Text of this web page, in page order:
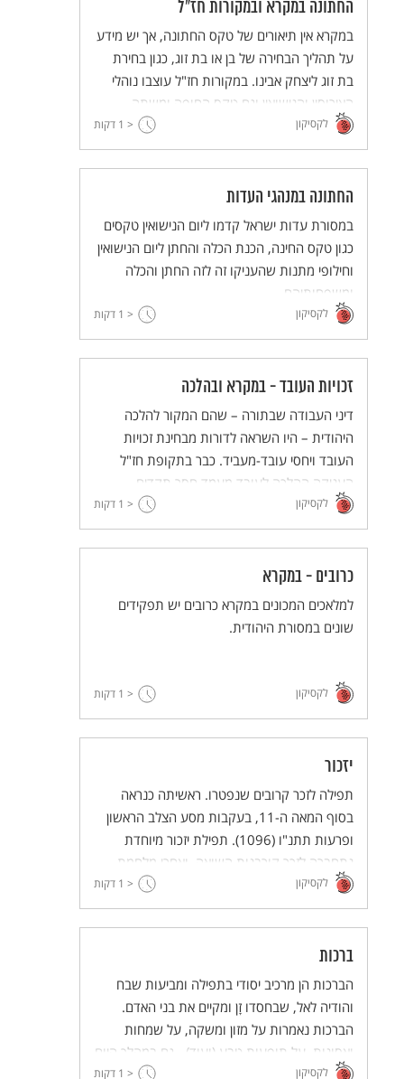
החתונה במקרא ובמקורות חז"ל
במקרא אין תיאורים של טקס החתונה, אך יש מידע
על תהליך הבחירה של בן או בת זוג, כגון בחירת
בת זוג ליצחק אבינו. במקורות חז"ל עוצבו נוהלי
האירוסין והנישואין וגם טקס החופה ומשתה
החתונה.
לקסיקון < 1 דקות
החתונה במנהגי העדות
במסורת עדות ישראל קדמו ליום הנישואין טקסים
כגון טקס החינה, הכנת הכלה והחתן ליום הנישואין
וחילופי מתנות שהעניקו זה לזה החתן והכלה
ומשפחותיהם.
לקסיקון < 1 דקות
זכויות העובד - במקרא ובהלכה
דיני העבודה שבתורה – שהם המקור להלכה
היהודית – היו השראה לדורות מבחינת זכויות
העובד ויחסי עובד-מעביד. כבר בתקופת חז"ל
העניקה ההלכה לעובד מעמד חסר תקדים
בהשוואה למערכת המשפט שהייתה נהוגה בעולם
העתיק.
לקסיקון < 1 דקות
כרובים - במקרא
למלאכים המכונים במקרא כרובים יש תפקידים
שונים במסורת היהודית.
לקסיקון < 1 דקות
יזכור
תפילה לזכר קרובים שנפטרו. ראשיתה כנראה
בסוף המאה ה-11, בעקבות מסע הצלב הראשון
ופרעות תתנ"ו (1096). תפילת יזכור מיוחדת
נתחברה לזכר קורבנות השואה, ואחרי מלחמת
העצמאות נוספה תפילת יזכור מיוחדת לחללי
צה"ל, הכוללת היום גם את נפגעי פעולות הטרור.
לקסיקון < 1 דקות
ברכות
הברכות הן מרכיב יסודי בתפילה ומביעות שבח
והודיה לאל, שבחסדו זָן ומקיים את בני האדם.
הברכות נאמרות על מזון ומשקה, על שמחות
ואסונות, על תופעות טבע (ועוד) - גם במהלך היום
וגם באירועים מיוחדים, במעגל השנה ובחיי האדם.
לקסיקון < 1 דקות